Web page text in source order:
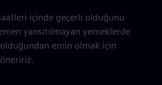
içinde geçerli olduğunu
yansıtılmayan yemeklerde
emin olmak için